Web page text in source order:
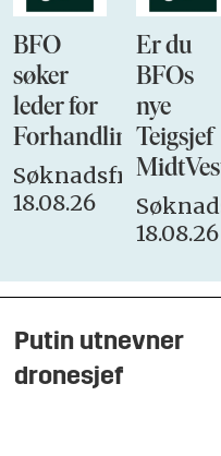
BFO
søker
leder for
Forhandlingsutvalget
Søknadsfrist:
18.08.26
Er du
BFOs
nye
Teigsjef
18.08.26
Putin utnevner
dronesjef